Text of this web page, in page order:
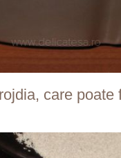
care poate